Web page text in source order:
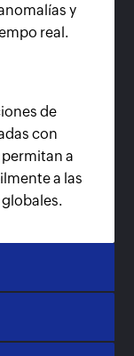
y
real.
de
con
a
a las